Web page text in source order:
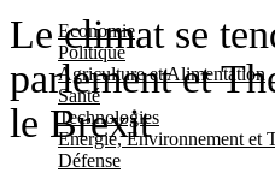
Economie
Politique
Agriculture et Alimentation
Santé
Technologies
Energie, Environnement et
Défense
Le climat se
parlement et
le Brexit